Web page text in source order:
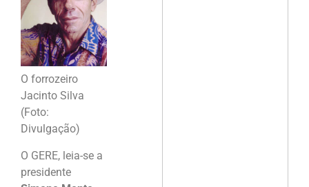
O forrozeiro
Jacinto Silva
(Foto:
Divulgação)
O GERE, leia-se a
presidente